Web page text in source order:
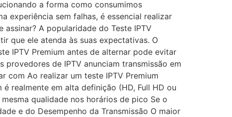
a forma como consumimos
experiência sem falhas, é essencial realizar
assinar? A popularidade do Teste IPTV
que ele atenda às suas expectativas. O
IPTV Premium antes de alternar pode evitar
provedores de IPTV anunciam transmissão em
com Ao realizar um teste IPTV Premium
realmente em alta definição (HD, Full HD ou
qualidade nos horários de pico Se o
e do Desempenho da Transmissão O maior